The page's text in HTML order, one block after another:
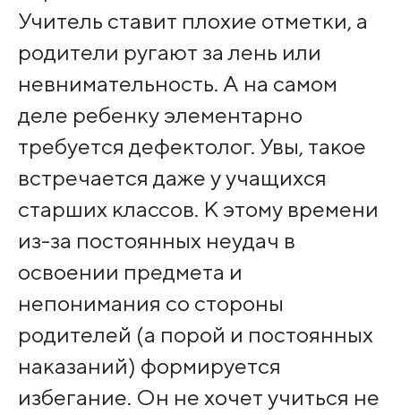
Учитель ставит плохие отметки, а
родители ругают за лень или
невнимательность. А на самом
деле ребенку элементарно
требуется дефектолог. Увы, такое
встречается даже у учащихся
старших классов. К этому времени
из-за постоянных неудач в
освоении предмета и
непонимания со стороны
родителей (а порой и постоянных
наказаний) формируется
избегание. Он не хочет учиться не